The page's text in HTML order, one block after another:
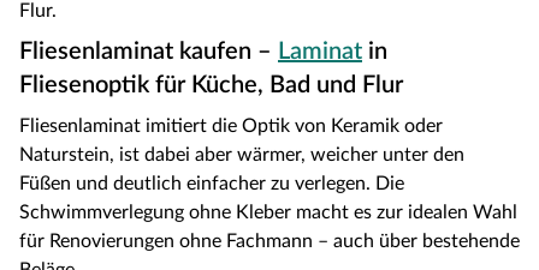
Flur.
Fliesenlaminat kaufen – Laminat in
Fliesenoptik für Küche, Bad und Flur
Fliesenlaminat imitiert die Optik von Keramik oder
Naturstein, ist dabei aber wärmer, weicher unter den
Füßen und deutlich einfacher zu verlegen. Die
Schwimmverlegung ohne Kleber macht es zur idealen Wahl
für Renovierungen ohne Fachmann – auch über bestehende